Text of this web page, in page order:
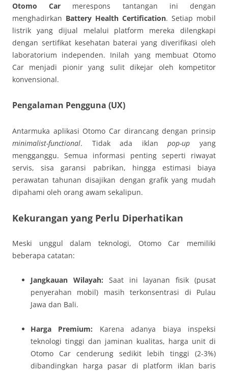
Otomo Car merespons tantangan ini dengan
menghadirkan Battery Health Certification. Setiap mobil
listrik yang dijual melalui platform mereka dilengkapi
dengan sertifikat kesehatan baterai yang diverifikasi oleh
laboratorium independen. Inilah yang membuat Otomo
Car menjadi pionir yang sulit dikejar oleh kompetitor
konvensional.
Pengalaman Pengguna (UX)
Antarmuka aplikasi Otomo Car dirancang dengan prinsip
minimalist-functional. Tidak ada iklanpop-up yang
mengganggu. Semua informasi penting seperti riwayat
servis, sisa garansi pabrikan, hingga estimasi biaya
perawatan tahunan disajikan dengan grafik yang mudah
dipahami oleh orang awam sekalipun.
Kekurangan yang Perlu Diperhatikan
Meski unggul dalam teknologi, Otomo Car memiliki
beberapa catatan:
Jangkauan Wilayah: Saat ini layanan fisik (pusat
penyerahan mobil) masih terkonsentrasi di Pulau
Jawa dan Bali.
Harga Premium: Karena adanya biaya inspeksi
teknologi tinggi dan jaminan kualitas, harga unit di
Otomo Car cenderung sedikit lebih tinggi (2-3%)
dibandingkan harga pasar di platform iklan baris